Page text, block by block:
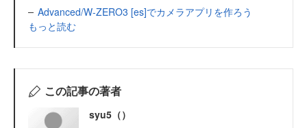
Advanced/W-ZERO3 [es]でカメラアプリを作ろう
もっと読む
この記事の著者
syu5（）